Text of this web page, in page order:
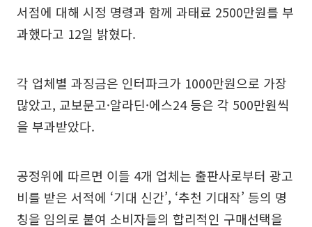
서점에 대해 시정 명령과 함께 과태료 2500만원를 부
과했다고 12일 밝혔다.
각 업체별 과징금은 인터파크가 1000만원으로 가장
많았고, 교보문고·알라딘·에스24 등은 각 500만원씩
을 부과받았다.
공정위에 따르면 이들 4개 업체는 출판사로부터 광고
비를 받은 서적에 ‘기대 신간’, ‘추천 기대작’ 등의 명
칭을 임의로 붙여 소비자들의 합리적인 구매선택을